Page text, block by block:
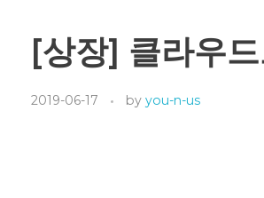
[상장] 클라우
2019-06-17 by you-n-us